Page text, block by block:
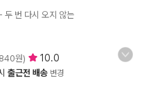
- 두 번 다시 오지 않는
원) 10.0
출근전 배송 변경